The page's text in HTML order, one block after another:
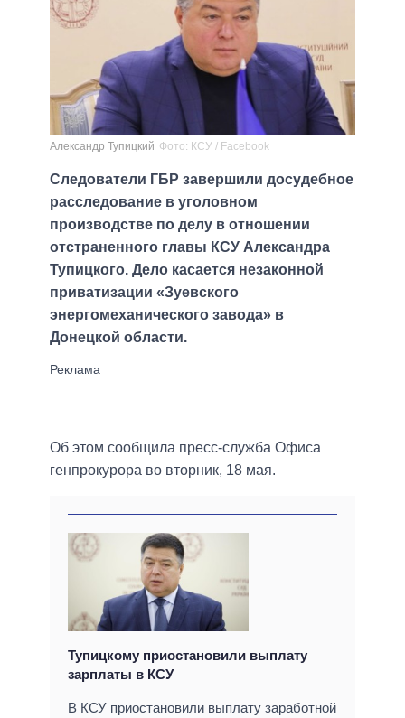
Александр Тупицкий Фото: КСУ / Facebook
Следователи ГБР завершили досудебное
расследование в уголовном
производстве по делу в отношении
отстраненного главы КСУ Александра
Тупицкого. Дело касается незаконной
приватизации «Зуевского
энергомеханического завода» в
Донецкой области.
Об этом сообщила пресс-служба Офиса
генпрокурора во вторник, 18 мая.
Тупицкому приостановили выплату
зарплаты в КСУ
В КСУ приостановили выплату заработной